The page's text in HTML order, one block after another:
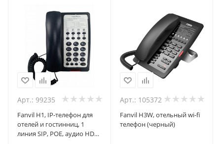
Арт.: 99235
Fanvil H1, IP-телефон для
отелей и гостинниц, 1
линия SIP, POE, аудио HD
Арт.: 105372
Fanvil H3W, отельный wi-fi
телефон (черный)